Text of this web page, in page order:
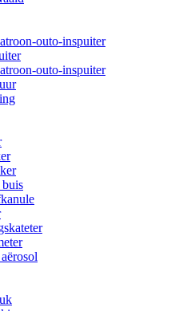
outo-inspuiter
outo-inspuiter
buis